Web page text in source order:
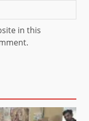
in this